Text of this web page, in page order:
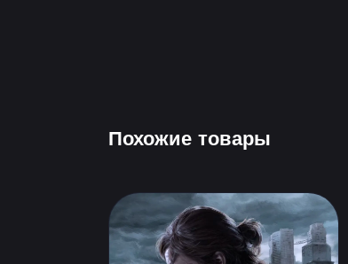
Похожие товары